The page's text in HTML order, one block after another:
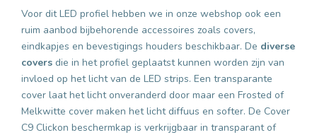
Voor dit LED profiel hebben we in onze webshop ook een
ruim aanbod bijbehorende accessoires zoals covers,
eindkapjes en bevestigings houders beschikbaar. De diverse
covers die in het profiel geplaatst kunnen worden zijn van
invloed op het licht van de LED strips. Een transparante
cover laat het licht onveranderd door maar een Frosted of
Melkwitte cover maken het licht diffuus en softer. De Cover
C9 Clickon beschermkap is verkrijgbaar in transparant of